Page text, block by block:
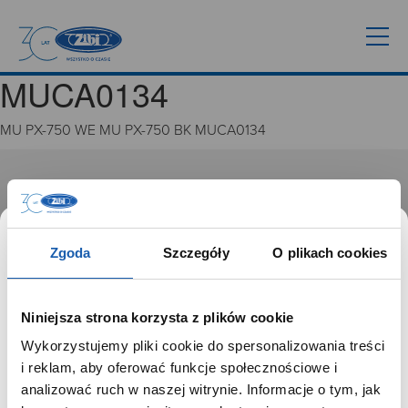
Zgoda Szczegóły O plikach cookies
Niniejsza strona korzysta z plików cookie
Wykorzystujemy pliki cookie do spersonalizowania treści
i reklam, aby oferować funkcje społecznościowe i
analizować ruch w naszej witrynie. Informacje o tym, jak
MUCA0134
MU PX-750 WE MU PX-750 BK MUCA0134
GRUPA ZIBI
Historia
Misja, wizja i wartości Grupy Zibi
Ważne daty
Zgoda na ciasteczka
PRODUKTY
Zegarki
SZANOWNY UŻYTKOWNIKU,
SZANOWNA UŻYTKOWNICZKO